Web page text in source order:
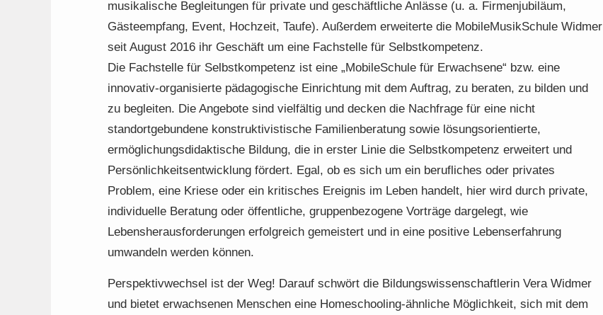
musikalische Begleitungen für private und geschäftliche Anlässe (u. a. Firmenjubiläum,
Gästeempfang, Event, Hochzeit, Taufe). Außerdem erweiterte die MobileMusikSchule Widmer
seit August 2016 ihr Geschäft um eine Fachstelle für Selbstkompetenz.
Die Fachstelle für Selbstkompetenz ist eine „MobileSchule für Erwachsene“ bzw. eine
innovativ-organisierte pädagogische Einrichtung mit dem Auftrag, zu beraten, zu bilden und
zu begleiten. Die Angebote sind vielfältig und decken die Nachfrage für eine nicht
standortgebundene konstruktivistische Familienberatung sowie lösungsorientierte,
ermöglichungsdidaktische Bildung, die in erster Linie die Selbstkompetenz erweitert und
Persönlichkeitsentwicklung fördert. Egal, ob es sich um ein berufliches oder privates
Problem, eine Kriese oder ein kritisches Ereignis im Leben handelt, hier wird durch private,
individuelle Beratung oder öffentliche, gruppenbezogene Vorträge dargelegt, wie
Lebensherausforderungen erfolgreich gemeistert und in eine positive Lebenserfahrung
umwandeln werden können.
Perspektivwechsel ist der Weg! Darauf schwört die Bildungswissenschaftlerin Vera Widmer
und bietet erwachsenen Menschen eine Homeschooling-ähnliche Möglichkeit, sich mit dem